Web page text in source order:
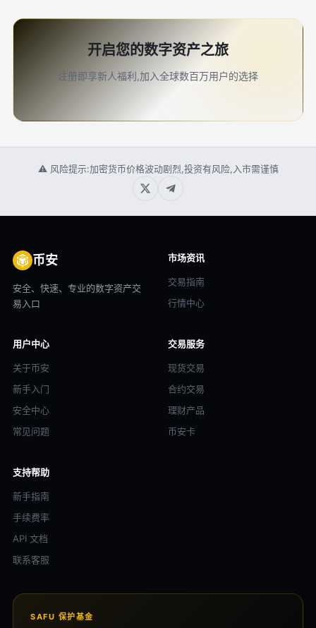
开启您的数字资产之旅
注册即享新人福利,加入全球数百万用户的选择
⚠ 风险提示:加密货币价格波动剧烈,投资有风险,入市需谨慎
币安
安全、快速、专业的数字资产交
易入口
市场资讯
交易指南
行情中心
用户中心
关于币安
新手入门
安全中心
常见问题
交易服务
现货交易
合约交易
理财产品
币安卡
支持帮助
新手指南
手续费率
API 文档
联系客服
SAFU 保护基金